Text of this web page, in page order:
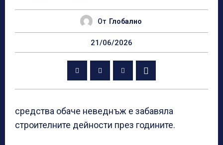
От Глобално
21/06/2026
средства обаче неведнъж е забавяла
строителните дейности през годините.